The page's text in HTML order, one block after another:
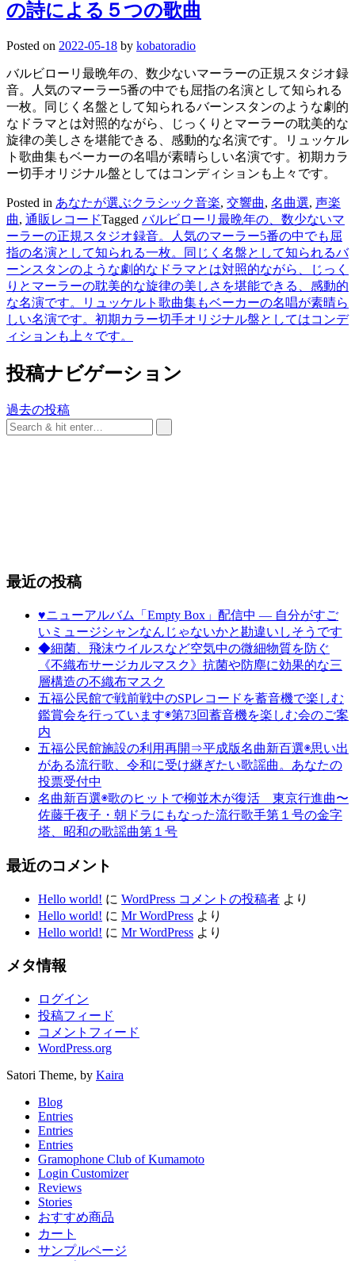
の詩による５つの歌曲
Posted on 2022-05-18 by kobatoradio
バルビローリ最晩年の、数少ないマーラーの正規スタジオ録
音。人気のマーラー5番の中でも屈指の名演として知られる
一枚。同じく名盤として知られるバーンスタンのような劇的
なドラマとは対照的ながら、じっくりとマーラーの耽美的な
旋律の美しさを堪能できる、感動的な名演です。リュッケル
ト歌曲集もベーカーの名唱が素晴らしい名演です。初期カラ
ー切手オリジナル盤としてはコンディションも上々です。
Posted in あなたが選ぶクラシック音楽, 交響曲, 名曲選, 声楽
曲, 通販レコードTagged バルビローリ最晩年の、数少ないマ
ーラーの正規スタジオ録音。人気のマーラー5番の中でも屈
指の名演として知られる一枚。同じく名盤として知られるバ
ーンスタンのような劇的なドラマとは対照的ながら、じっく
りとマーラーの耽美的な旋律の美しさを堪能できる、感動的
な名演です。リュッケルト歌曲集もベーカーの名唱が素晴ら
しい名演です。初期カラー切手オリジナル盤としてはコンデ
ィションも上々です。
投稿ナビゲーション
過去の投稿
最近の投稿
♥ニューアルバム「Empty Box」配信中 ― 自分がすご
いミュージシャンなんじゃないかと勘違いしそうです
◆細菌、飛沫ウイルスなど空気中の微細物質を防ぐ
《不織布サージカルマスク》抗菌や防塵に効果的な三
層構造の不織布マスク
五福公民館で戦前戦中のSPレコードを蓄音機で楽しむ
鑑賞会を行っています◉第73回蓄音機を楽しむ会のご案
内
五福公民館施設の利用再開⇒平成版名曲新百選◉思い出
がある流行歌、令和に受け継ぎたい歌謡曲。あなたの
投票受付中
名曲新百選◉歌のヒットで柳並木が復活 東京行進曲〜
佐藤千夜子・朝ドラにもなった流行歌手第１号の金字
塔、昭和の歌謡曲第１号
最近のコメント
Hello world! に WordPress コメントの投稿者 より
Hello world! に Mr WordPress より
Hello world! に Mr WordPress より
メタ情報
ログイン
投稿フィード
コメントフィード
WordPress.org
Satori Theme, by Kaira
Blog
Entries
Entries
Entries
Gramophone Club of Kumamoto
Login Customizer
Reviews
Stories
おすすめ商品
カート
サンプルページ